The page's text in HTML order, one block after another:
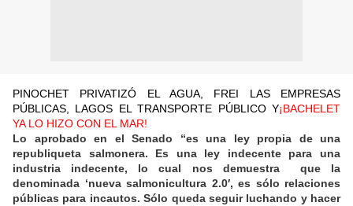
PINOCHET PRIVATIZÓ EL AGUA, FREI LAS EMPRESAS
PÚBLICAS, LAGOS EL TRANSPORTE PÚBLICO Y¡BACHELET
YA LO HIZO CON EL MAR!
Lo aprobado en el Senado “es una ley propia de una
republiqueta salmonera. Es una ley indecente para una
industria indecente, lo cual nos demuestra que la
denominada ‘nueva salmonicultura 2.0′, es sólo relaciones
públicas para incautos. Sólo queda seguir luchando y hacer